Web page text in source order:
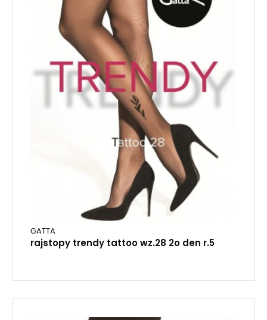
GATTA
rajstopy trendy tattoo wz.28 2o den r.5